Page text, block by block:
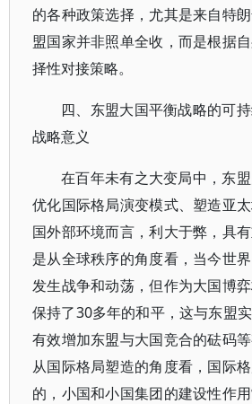
的各种政策选择，尤其是来自特
盟国家并非照单全收，而是根据
择性对接策略。
四、东盟大国平衡战略的可
战略意义
在百年未有之大变局中，东
优化国际格局演变模式、塑造亚
国外部环境而言，利大于弊，具
是从全球秩序的角度看，当今世
发生战争和动荡，但作为大国博
保持了30多年的和平，这与东盟实
有效增加东盟与大国竞合的砝码
从国际格局塑造的角度看，国际
的，小国和小国集团的建设性作